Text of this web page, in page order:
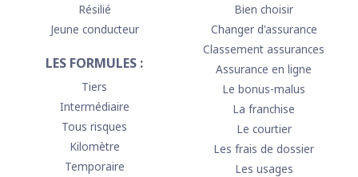
Résilié
Jeune conducteur
LES FORMULES :
Tiers
Intermédiaire
Tous risques
Kilomètre
Temporaire
Bien choisir
Changer d'assurance
Classement assurances
Assurance en ligne
Le bonus-malus
La franchise
Le courtier
Les frais de dossier
Les usages